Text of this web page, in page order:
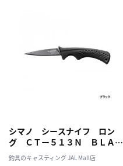
シマノ シースナイフ ロン
グ ＣＴー５１３Ｎ ＢＬＡＣ
Ｋ
釣具のキャスティング JAL Mall店